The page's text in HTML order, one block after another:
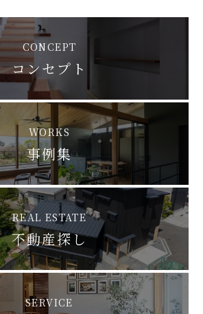
CONCEPT
コンセプト
WORKS
事例集
REAL ESTATE
不動産探し
SERVICE